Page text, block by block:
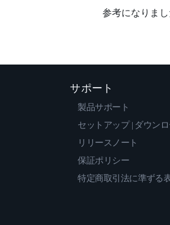
参考になりま
サポート
製品サポート
セットアップ | ダウン
リリースノート
保証ポリシー
特定商取引法に準ずる